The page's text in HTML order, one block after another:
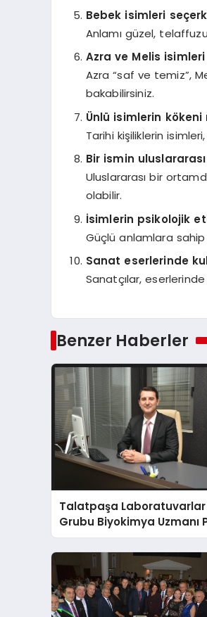
Bebek isimleri
Anlamı güzel,
Azra ve Melis
Azra “saf ve temiz”,
bakabilirsiniz.
Ünlü isimlerin kökeni
Tarihi kişiliklerin
Bir ismin
Uluslararası bir
olabilir.
İsimlerin psikolojik
Güçlü anlamlara sahip
Sanat eserlerinde
Sanatçılar,
Benzer Haberler
Talatpaşa Laboratuvarlar
Grubu Biyokimya Uzmanı
Dr. Ahmet Var